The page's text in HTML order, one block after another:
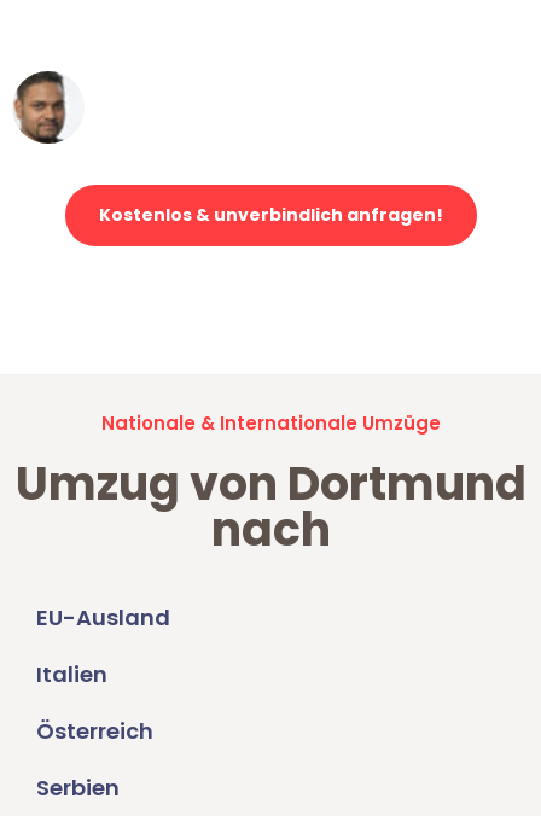
Kostenlos & unverbindlich anfragen!
Nationale & Internationale Umzüge
Umzug von Dortmund
nach
EU-Ausland
Italien
Österreich
Serbien